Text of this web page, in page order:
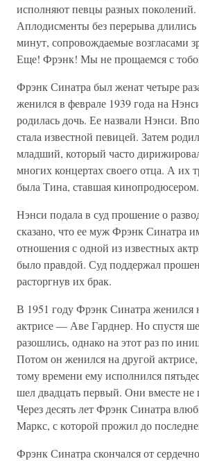
исполняют певцы разных
Аплодисменты без перерыва длились
минут, сопровождаемые возгласами
Еще! Фрэнк! Мы не прощаемся с
Фрэнк Синатра был женат четыре
женился в феврале 1939 года на
родилась дочь. Ее назвали Нэнси.
стала известной певицей. Затем
младший, который часто
многих концертах своего отца. А их
была Тина, ставшая кинопродюсером.
Нэнси подала в суд прошение о
сказано, что ее муж Фрэнк Синатра
отношения с одной из известных
было правдой. Суд поддержал
расторгнув их брак.
В 1951 году Фрэнк Синатра женился
актрисе — Аве Гарднер. Но спустя
разошлись, однако на этот раз по
Потом он женился на другой
тому времени ему исполнился
шел двадцать первый. Они вместе не
Через десять лет Фрэнк Синатра
Маркс, с которой прожил до
Фрэнк Синатра скончался от